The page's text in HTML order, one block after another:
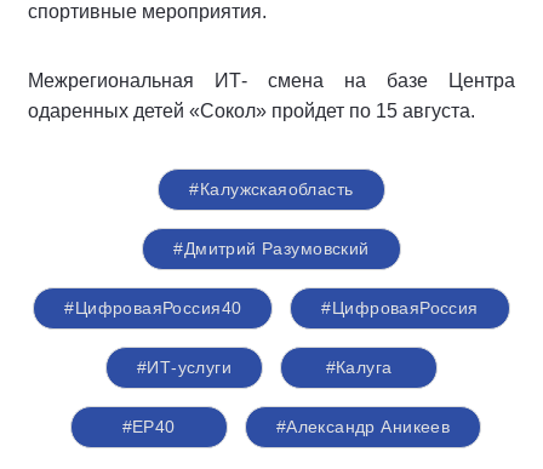
спортивные мероприятия.
Межрегиональная ИТ- смена на базе Центра
одаренных детей «Сокол» пройдет по 15 августа.
#Калужскаяобласть
#Дмитрий Разумовский
#ЦифроваяРоссия40 #ЦифроваяРоссия
#ИТ-услуги #Калуга
#ЕР40 #Александр Аникеев